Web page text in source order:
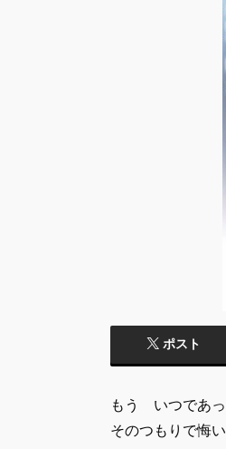
ポスト
もう いつであ
そのつもりで悔